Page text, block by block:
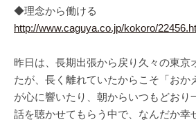
◆理念から働ける
http://www.caguya.co.jp/kokoro/
昨日は、長期出張から戻り久々の東京
たが、長く離れていたからこそ「おか
が心に響いたり、朝からいつもどおり
話を聴かせてもらう中で、なんだか幸